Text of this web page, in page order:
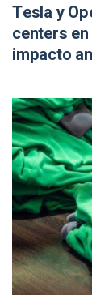
Tesla y
centers
impacto